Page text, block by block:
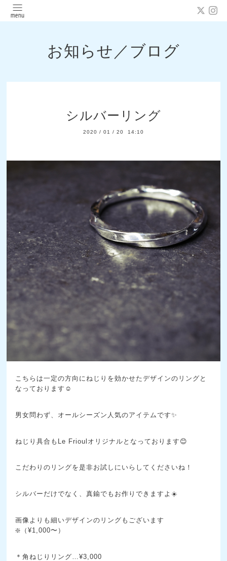
お知らせ／ブログ
シルバーリング
2020 / 01 / 20 14:10
こちらは一定の方向にねじりを効かせたデザインのリングと
なっております☺️
男女問わず、オールシーズン人気のアイテムです✨
ねじり具合もLe Frioulオリジナルとなっております😊
こだわりのリングを是非お試しにいらしてくださいね！
シルバーだけでなく、真鍮でもお作りできますよ☀️
画像よりも細いデザインのリングもございます
❇️（¥1,000〜）
＊角ねじりリング…¥3,000